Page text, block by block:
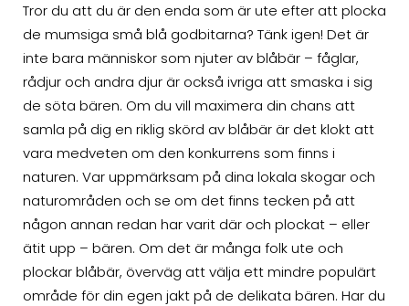
Tror du att du är den enda som är ute efter att plocka
de mumsiga små blå godbitarna? Tänk igen! Det är
inte bara människor som njuter av blåbär – fåglar,
rådjur och andra djur är också ivriga att smaska i sig
de söta bären. Om du vill maximera din chans att
samla på dig en riklig skörd av blåbär är det klokt att
vara medveten om den konkurrens som finns i
naturen. Var uppmärksam på dina lokala skogar och
naturområden och se om det finns tecken på att
någon annan redan har varit där och plockat – eller
ätit upp – bären. Om det är många folk ute och
plockar blåbär, överväg att välja ett mindre populärt
område för din egen jakt på de delikata bären. Har du